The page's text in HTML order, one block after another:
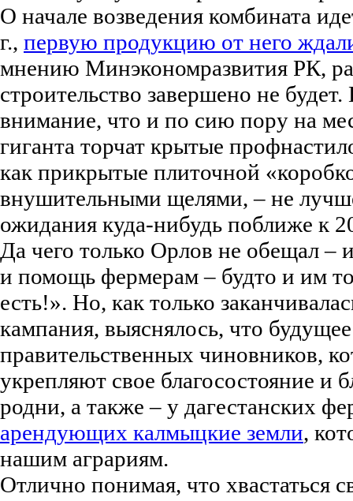
О начале возведения комбината
г., первую продукцию от него
мнению Минэкономразвития РК,
строительство завершено не
внимание, что и по сию пору на
гиганта торчат крытые
как прикрытые плиточной
внушительными щелями, – не
ожидания куда-нибудь поближе к
Да чего только Орлов не обещал –
и помощь фермерам – будто и им
есть!». Но, как только
кампания, выяснялось, что
правительственных чиновников,
укрепляют свое благосостояние и
родни, а также – у дагестанских
арендующих калмыцкие земли,
нашим аграриям.
Отлично понимая, что хвастаться